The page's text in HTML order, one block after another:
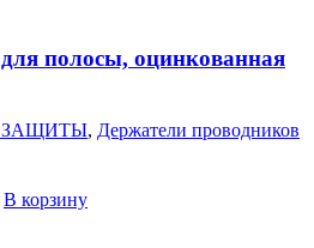
полосы, оцинкованная
, Держатели проводников
В корзину